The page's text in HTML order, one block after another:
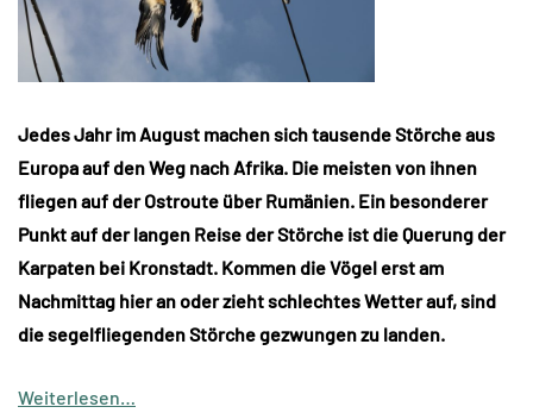
Jedes Jahr im August machen sich tausende Störche aus
Europa auf den Weg nach Afrika. Die meisten von ihnen
fliegen auf der Ostroute über Rumänien. Ein besonderer
Punkt auf der langen Reise der Störche ist die Querung der
Karpaten bei Kronstadt. Kommen die Vögel erst am
Nachmittag hier an oder zieht schlechtes Wetter auf, sind
die segelfliegenden Störche gezwungen zu landen.
Weiterlesen…